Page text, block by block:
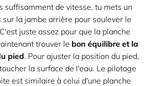
suffisamment de vitesse, tu mets un
sur la jambe arrière pour soulever le
juste assez pour que la planche
trouver le bon équilibre et la
pied. Pour ajuster la position du pied,
la surface de l'eau. Le pilotage
est similaire à celui d'une planche